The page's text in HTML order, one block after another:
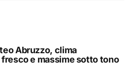
Abruzzo, clima
e massime sotto tono